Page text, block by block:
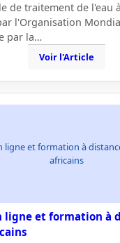
de traitement de l'eau
l'Organisation
par la…
Voir l'Article
ligne et formation à
africains
ligne et formation à